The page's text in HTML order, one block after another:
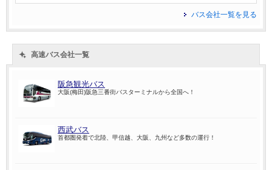
バス会社一覧を見る
高速バス会社一覧
阪急観光バス
大阪(梅田)阪急三番街バスターミナルから全国へ！
西武バス
首都圏発着で北陸、甲信越、大阪、九州など多数の運行！